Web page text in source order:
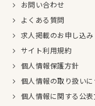
お問い合わせ
よくある質問
求人掲載のお申し込み
サイト利用規約
個人情報保護方針
個人情報の取り扱いに
個人情報に関する公表